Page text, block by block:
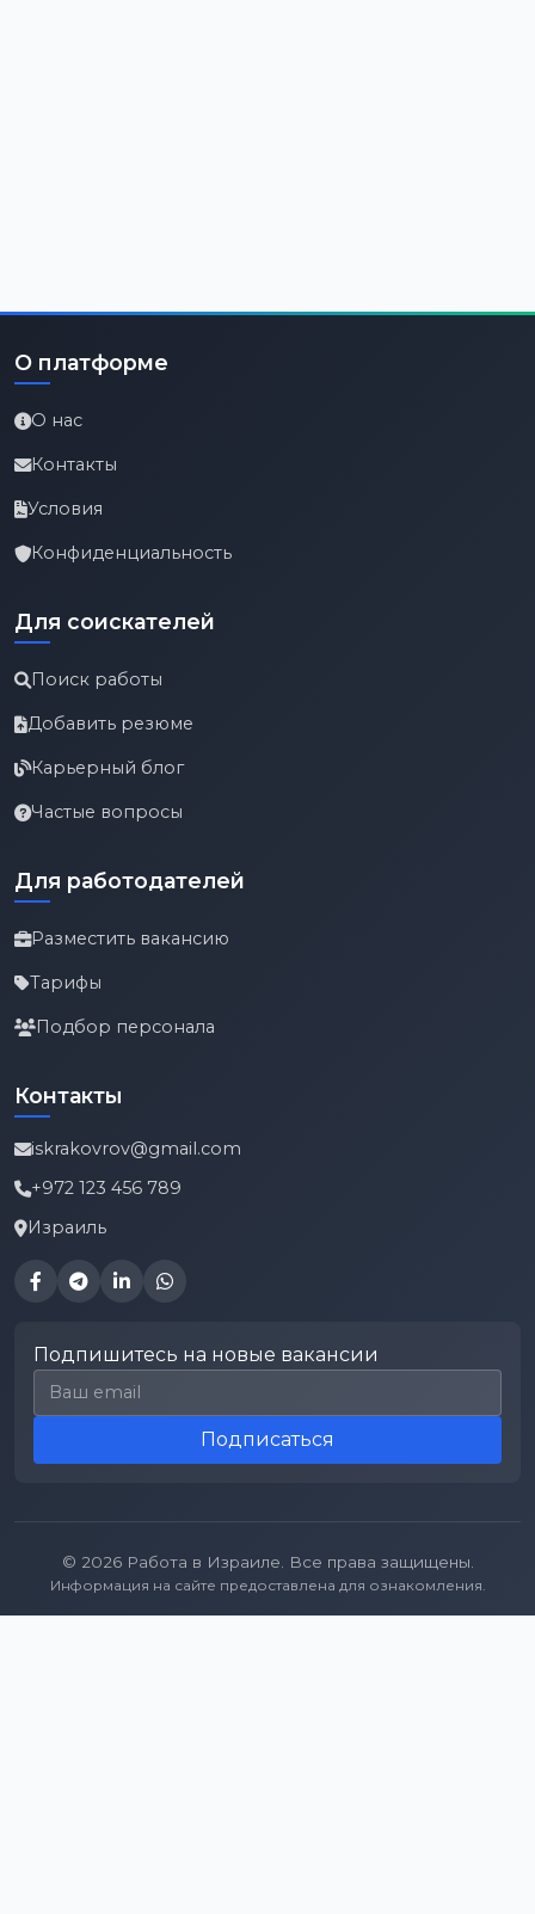
О платформе
О нас
Контакты
Условия
Конфиденциальность
Для соискателей
Поиск работы
Добавить резюме
Карьерный блог
Частые вопросы
Для работодателей
Разместить вакансию
Тарифы
Подбор персонала
Контакты
iskrakovrov@gmail.com
+972 123 456 789
Израиль
Подпишитесь на новые вакансии
Email для подписки
Подписаться
© 2026 Работа в Израиле. Все права защищены.
Информация на сайте предоставлена для ознакомления.